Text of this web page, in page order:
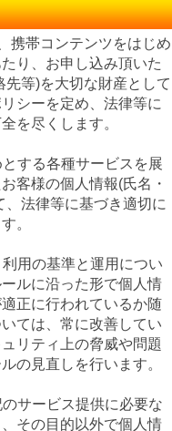
携帯コンテンツをはじめ
り、お申し込み頂いた
等)を大切な財産として
シーを定め、法律等に
を尽くします。
する各種サービスを展
客様の個人情報(氏名・
法律等に基づき適切に
。
用の基準と運用につい
ルに沿った形で個人情
正に行われているか随
ては、常に改善してい
リティ上の脅威や問題
の見直しを行います。
サービス提供に必要な
その目的以外で個人情